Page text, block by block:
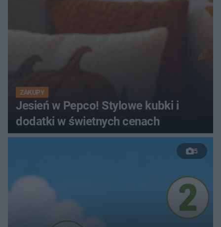
ZAKUPY
Jesień w Pepco! Stylowe kubki i
dodatki w świetnych cenach
5